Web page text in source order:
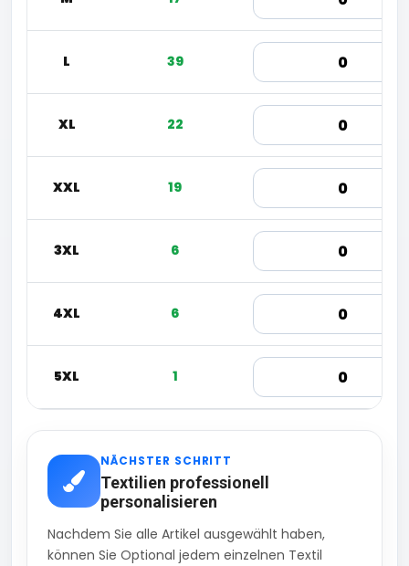
L 39
XL 22
XXL 19
3XL 6
4XL 6
5XL 1
NÄCHSTER SCHRITT
Textilien professionell
personalisieren
Nachdem Sie alle Artikel ausgewählt haben,
können Sie Optional jedem einzelnen Textil